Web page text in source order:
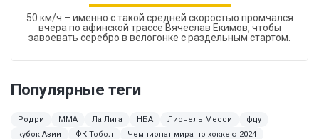
50 км/ч – именно с такой средней скоростью промчался
вчера по афинской трассе Вячеслав Екимов, чтобы
завоевать серебро в велогонке с раздельным стартом.
Популярные теги
Родри MMA Ла Лига НБА Лионель Месси
фцу
кубок Азии
ФК Тобол
Чемпионат мира по хоккею 2024